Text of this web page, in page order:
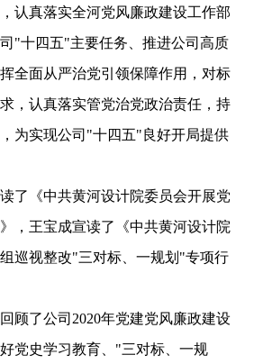
认真落实全河党风廉政建设工作部
"十四五"主要任务、推进公司高质
全面从严治党引领保障作用，对标
，认真落实管党治党政治责任，持
为实现公司"十四五"良好开局提供
了《中共黄河设计院委员会开展党
，王宝成宣读了《中共黄河设计院
巡视整改"三对标、一规划"专项行
顾了公司2020年党建党风廉政建设
党史学习教育、"三对标、一规